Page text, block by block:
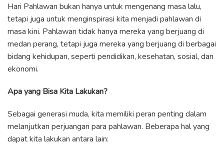
Hari Pahlawan bukan hanya untuk mengenang masa lalu,
tetapi juga untuk menginspirasi kita menjadi pahlawan di
masa kini. Pahlawan tidak hanya mereka yang berjuang di
medan perang, tetapi juga mereka yang berjuang di berbagai
bidang kehidupan, seperti pendidikan, kesehatan, sosial, dan
ekonomi.
Apa yang Bisa Kita Lakukan?
Sebagai generasi muda, kita memiliki peran penting dalam
melanjutkan perjuangan para pahlawan. Beberapa hal yang
dapat kita lakukan antara lain: